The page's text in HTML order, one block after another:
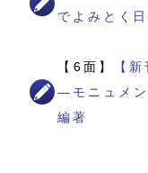
でよみとく
【6面】
【
―モニュメ
編著